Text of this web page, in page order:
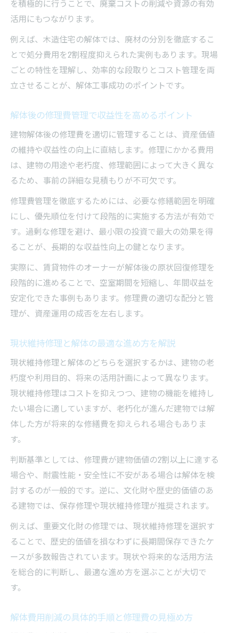
を積極的に行うことで、廃棄コストの削減や資源の有効
活用にもつながります。
例えば、木造住宅の解体では、廃材の分別を徹底するこ
とで処分費用を2割程度抑えられた実例もあります。現場
ごとの特性を理解し、効率的な段取りとコスト管理を両
立させることが、解体工事成功のポイントです。
解体後の修理費管理で収益性を高めるポイント
建物解体後の修理費を適切に管理することは、資産価値
の維持や収益性の向上に直結します。修理にかかる費用
は、建物の用途や老朽度、修理範囲によって大きく異な
るため、事前の詳細な見積もりが不可欠です。
修理費管理を徹底するためには、必要な修繕範囲を明確
にし、優先順位を付けて段階的に実施する方法が有効で
す。過剰な修理を避け、最小限の投資で最大の効果を得
ることが、長期的な収益性向上の鍵となります。
実際に、賃貸物件のオーナーが解体後の原状回復修理を
段階的に進めることで、空室期間を短縮し、年間収益を
安定化できた事例もあります。修理費の適切な配分と管
理が、資産運用の成否を左右します。
現状維持修理と解体の最適な進め方を解説
現状維持修理と解体のどちらを選択するかは、建物の老
朽度や利用目的、将来の活用計画によって異なります。
現状維持修理はコストを抑えつつ、建物の機能を維持し
たい場合に適していますが、老朽化が進んだ建物では解
体した方が将来的な修繕費を抑えられる場合もありま
す。
判断基準としては、修理費が建物価値の2割以上に達する
場合や、耐震性能・安全性に不安がある場合は解体を検
討するのが一般的です。逆に、文化財や歴史的価値のあ
る建物では、保存修理や現状維持修理が推奨されます。
例えば、重要文化財の修理では、現状維持修理を選択す
ることで、歴史的価値を損なわずに長期間保存できたケ
ースが多数報告されています。現状や将来的な活用方法
を総合的に判断し、最適な進め方を選ぶことが大切で
す。
解体費用削減の具体的手順と修理費の見極め方